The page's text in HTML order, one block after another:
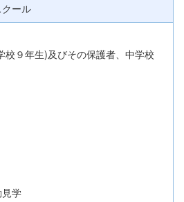
ール
９年生)及びその保護者、中学校
学